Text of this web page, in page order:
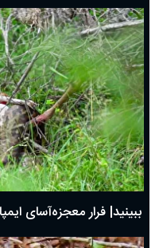
ببینید| فرار معجزه‌آسای